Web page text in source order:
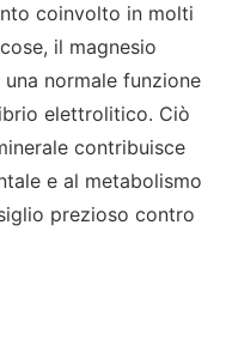
coinvolto in molti
il magnesio
normale funzione
elettrolitico. Ciò
contribuisce
e al metabolismo
prezioso contro